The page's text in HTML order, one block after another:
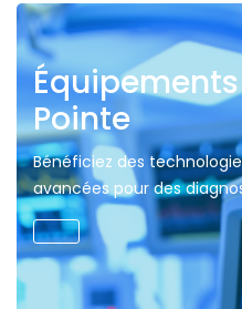
Pointe
Bénéficiez des
avancées pour des